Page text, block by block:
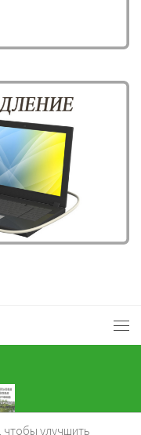
улучшить